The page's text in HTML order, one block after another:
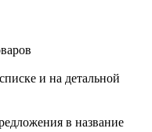
и на детальной
в название